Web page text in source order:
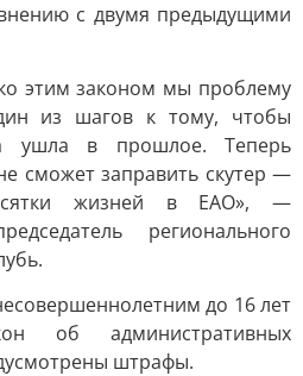
с двумя предыдущими
этим законом мы проблему
из шагов к тому, чтобы
ушла в прошлое. Теперь
сможет заправить скутер —
жизней в ЕАО», —
регионального
до 16 лет
об административных
штрафы.